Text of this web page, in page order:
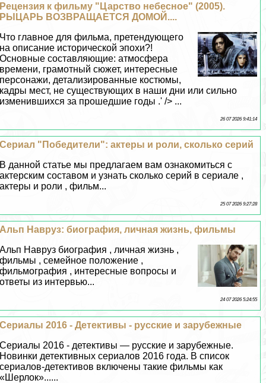
Рецензия к фильму "Царство небесное" (2005).
РЫЦАРЬ ВОЗВРАЩАЕТСЯ ДОМОЙ....
Что главное для фильма, претендующего
на описание исторической эпохи?!
Основные составляющие: атмосфера
времени, грамотный сюжет, интересные
персонажи, детализированные костюмы,
кадры мест, не существующих в наши дни или сильно
изменившихся за прошедшие годы .' /> ...
26 07 2026 9:41:14
Сериал "Победители": актеры и роли, сколько серий
В данной статье мы предлагаем вам ознакомиться с
актерским составом и узнать сколько серий в сериале ,
актеры и роли , фильм...
25 07 2026 9:27:28
Альп Навруз: биография, личная жизнь, фильмы
Альп Навруз биография , личная жизнь ,
фильмы , семейное положение ,
фильмография , интересные вопросы и
ответы из интервью...
24 07 2026 5:24:55
Сериалы 2016 - Детективы - русские и зарубежные
Сериалы 2016 - детективы — русские и зарубежные.
Новинки детективных сериалов 2016 года. В список
сериалов-детективов включены такие фильмы как
«Шерлок»......